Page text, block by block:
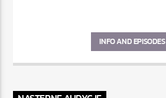
INFO AND EPISODES